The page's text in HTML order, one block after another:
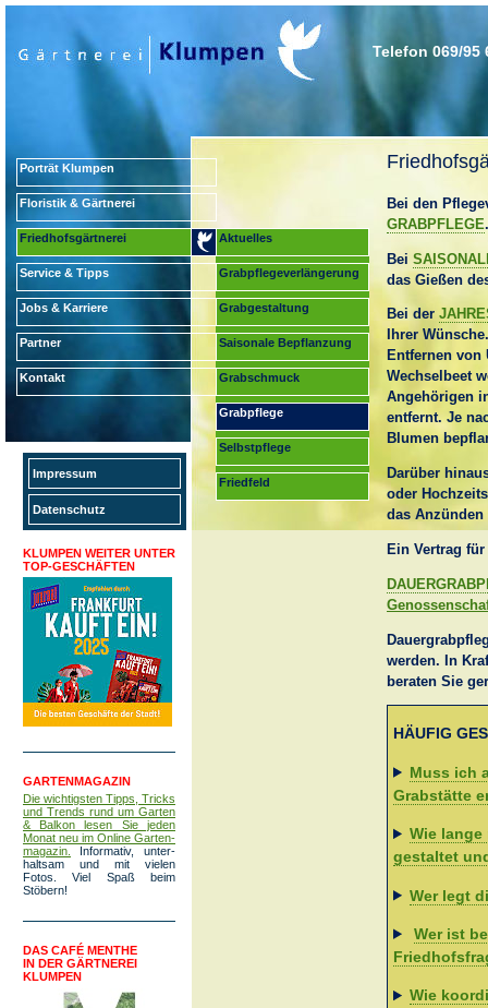
Telefon 069/95
Bei den
GRABPFLEGE.
Bei
das Gießen
Bei der
Ihrer
Entfernen von
Wechselbeet
Angehörigen
entfernt. Je
Blumen
Darüber
oder
das
Ein Vertrag
werden. In
beraten Sie
HÄUFIG
Muss ich
Grabstätte
Wie
gestaltet
Wer legt
Wer ist
Wie
Porträt Klumpen
Floristik & Gärtnerei
Friedhofsgärtnerei
Service & Tipps
Jobs & Karriere
Partner
Kontakt
Impressum
Datenschutz
KLUMPEN WEITER UNTER
TOP-GESCHÄFTEN
GARTENMAGAZIN
Die wichtigsten Tipps, Tricks
und Trends rund um Garten
& Balkon lesen Sie jeden
Monat neu im Online Garten­
magazin.
Infor­mativ, unter­
haltsam und mit vielen
Fotos. Viel Spaß beim
Stöbern!
DAS CAFÉ MENTHE
IN DER GÄRTNEREI
KLUMPEN
Aktuelles
Grabpflegeverlängerung
Grabgestaltung
Saisonale Bepflanzung
Grabschmuck
Grabpflege
Selbstpflege
Friedfeld